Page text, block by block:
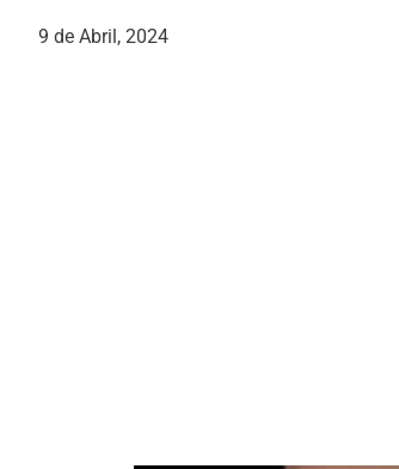
9 de Abril, 2024